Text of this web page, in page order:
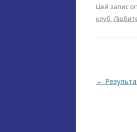
Цей запис
клуб,
Навігація
←